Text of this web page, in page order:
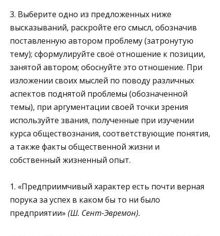
3. Выберите одно из предложенных ниже
высказываний, раскройте его смысл, обозначив
поставленную автором проблему (затронутую
тему); сформулируйте своё отноше­ние к позиции,
занятой автором; обоснуйте это отношение. При
изложении своих мыслей по поводу различных
аспектов поднятой проблемы (обозначенной
темы), при аргументации своей точки зрения
используйте звания, по­лученные при изучении
курса обществознания, соответст­вующие понятия,
а также факты общественной жизни и
собственный жизненный опыт.
1. «Предприимчивый характер есть почти верная
порука за успех в каком бы то ни было
предприятии» (Ш. Сент-Эвремон).